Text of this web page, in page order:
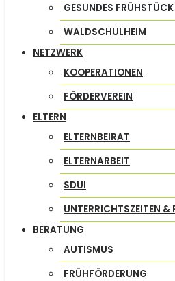
GESUNDES FRÜHSTÜCK
WALDSCHULHEIM
NETZWERK
KOOPERATIONEN
FÖRDERVEREIN
ELTERN
ELTERNBEIRAT
ELTERNARBEIT
SDUI
UNTERRICHTSZEITEN &
BERATUNG
AUTISMUS
FRÜHFÖRDERUNG